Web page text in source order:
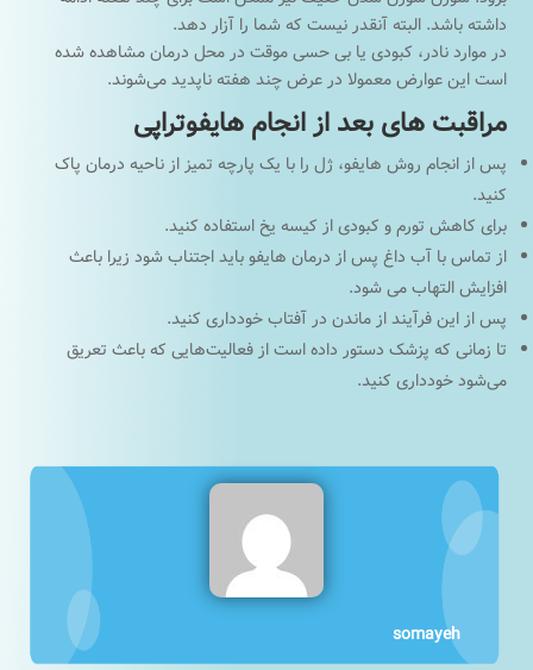
داشته باشد. البته آنقدر نیست که شما را آزار دهد.
در موارد نادر، کبودی یا بی حسی موقت در محل درمان مشاهده شده
است این عوارض معمولا در عرض چند هفته ناپدید می‌شوند.
مراقبت های بعد از انجام هایفوتراپی
پس از انجام روش هایفو، ژل را با یک پارچه تمیز از ناحیه درمان پاک
کنید.
برای کاهش تورم و کبودی از کیسه یخ استفاده کنید.
از تماس با آب داغ پس از درمان هایفو باید اجتناب شود زیرا باعث
افزایش التهاب می شود.
پس از این فرآیند از ماندن در آفتاب خودداری کنید.
تا زمانی که پزشک دستور داده است از فعالیت‌هایی که باعث تعریق
می‌شود خودداری کنید.
somayeh